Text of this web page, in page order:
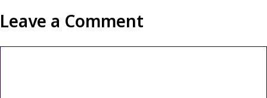
Leave a Comment